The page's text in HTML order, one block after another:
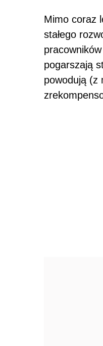
Mimo coraz
stałego
pogarszają
powodują (z